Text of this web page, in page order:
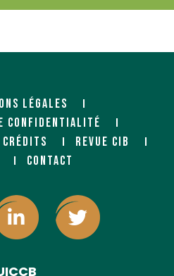
LÉGALES
CONFIDENTIALITÉ
CRÉDITS
REVUE CIB
CONTACT